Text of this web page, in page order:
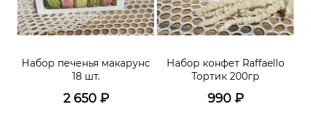
Набор печенья макарунс
18 шт.
2 650₽
Набор конфет Raffaello
Тортик 200гр
990₽